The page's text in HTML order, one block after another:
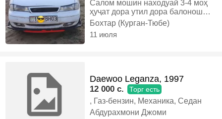
Салом мошин находуай 3-4 моҳ
ҳуҷат дора утил дора балонош
дар ҳолати хуб хадавой 80% аком
навай чашкош кафидаги варит
надора нав колсават кадагийм
бензин, Механика, Седан
Бохтар (Курган-Тюбе)
11 июля
Daewoo Leganza, 1997
12 000 c. Торг есть
, Газ-бензин, Механика, Седан
Абдурахмони Джоми